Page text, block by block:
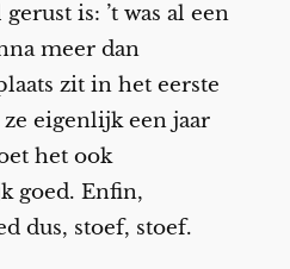
is: ’t was al een
meer dan
zit in het eerste
eigenlijk een jaar
het ook
goed. Enfin,
dus, stoef, stoef.